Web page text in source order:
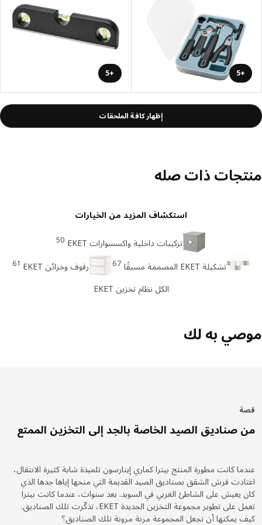
+5
+5
إظهار كافة الملحقات
ذات صله
استكشاف المزيد من الخيارات
تركيبات داخلية واكسسوارات EKET 50
تشكيلة EKET المصممة مسبقًا 67 رفوف وخزائن EKET 61
الكل نظام تخزين EKET
به لك
صناديق الصيد الخاصة بالجد إلى التخزين الممتع
كانت مطورة المنتج بيترا كماري إينارسون تلميذة شابة كثيرة الانتقال،
فرش الشقق بصناديق الصيد القديمة التي منحها إياها جدها الذي
يعيش على الشاطئ الغربي في السويد. بعد سنوات، عندما كانت بيترا
تعمل على تطوير مجموعة التخزين الجديدة EKET، تذكّرت تلك الصناديق.
يمكنها أن تجعل المجموعة مرنة مرونة تلك الصناديق؟